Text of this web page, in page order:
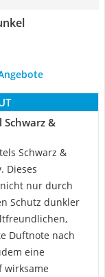
Schwarz &
Schwarz &
Dieses
nur durch
Schutz dunkler
Duftnote nach
eine
wirksame